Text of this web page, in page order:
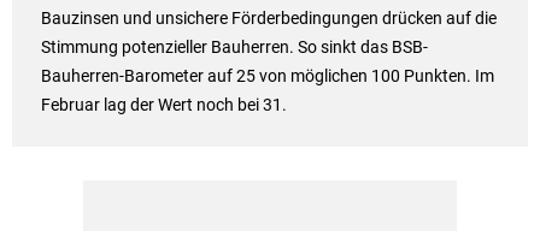
Bauzinsen und unsichere Förderbedingungen drücken auf die
Stimmung potenzieller Bauherren. So sinkt das BSB-
Bauherren-Barometer auf 25 von möglichen 100 Punkten. Im
Februar lag der Wert noch bei 31.